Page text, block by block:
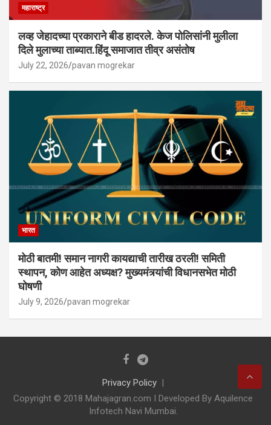
महाराष्ट्र
लव्ह जेहादच्या प्रकाराने बीड हादरले. केज पोलिसांनी मुलीला
दिले मुलाच्या ताब्यात.हिंदू समाजात तीव्र असंतोष
July 22, 2026 pavan mogrekar
भारत
मोठी बातमी! समान नागरी कायद्याची तारीख ठरली! समिती
स्थापन, कोण आहेत अध्यक्ष? मुख्यमंत्र्यांची विधानसभेत मोठी
घोषणी
July 9, 2026 pavan mogrekar
Privacy Policy
Copyright © 2018 Mahajagran.com I Developed By Aquilence
Infotech Navi Mumbai.